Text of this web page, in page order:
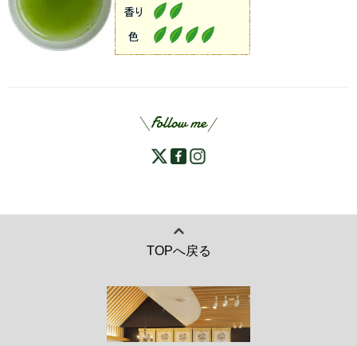
TOPへ戻る